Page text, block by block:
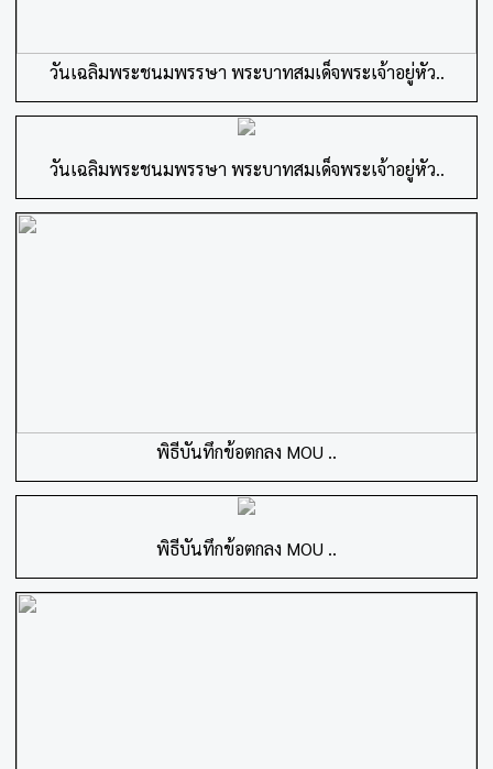
วันเฉลิมพระชนมพรรษา พระบาทสมเด็จพระเจ้าอยู่หัว..
วันเฉลิมพระชนมพรรษา พระบาทสมเด็จพระเจ้าอยู่หัว..
พิธีบันทึกข้อตกลง MOU ..
พิธีบันทึกข้อตกลง MOU ..